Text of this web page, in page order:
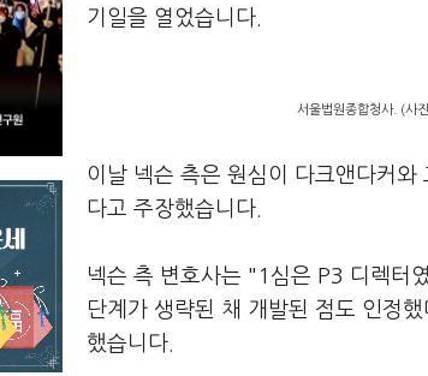
기일을 열었습니다.
서울법원종합청사. (사
이날 넥슨 측은 원심이 다크앤다커
다고 주장했습니다.
넥슨 측 변호사는 "1심은 P3 디렉터
단계가 생략된 채 개발된 점도 인정
했습니다.